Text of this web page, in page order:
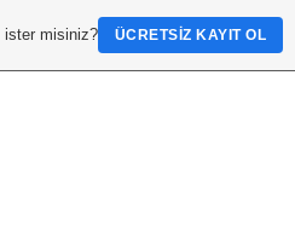
ister misiniz? ÜCRETSIZ KAYIT OL